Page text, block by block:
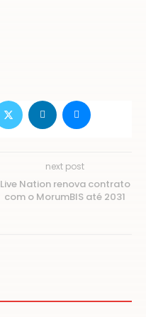
next post
Live Nation renova contrato
com o MorumBIS até 2031